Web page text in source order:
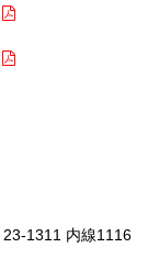
23-1311 内線1116